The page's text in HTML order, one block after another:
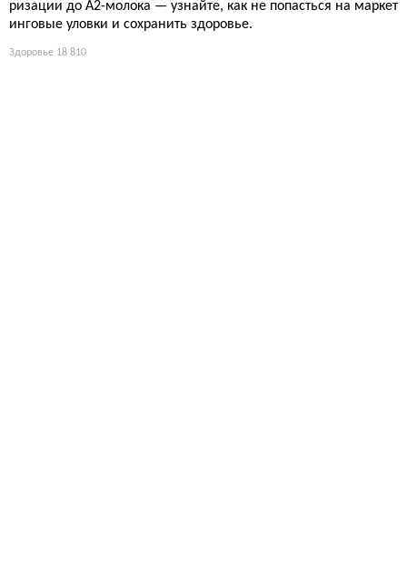
ризации до А2-молока — узнайте, как не попасться на маркет
инговые уловки и сохранить здоровье.
Здоровье 18 810